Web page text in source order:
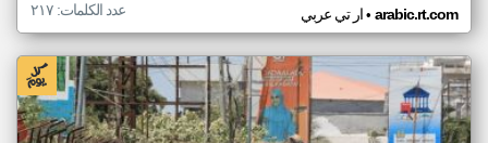
ار تي عربي• arabic.rt.com عدد الكلمات: ٢١٧